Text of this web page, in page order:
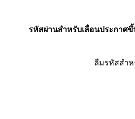
รหัสผ่านสำหรับเลื่อนประกาศขึ้
ลืมรหัสสำ